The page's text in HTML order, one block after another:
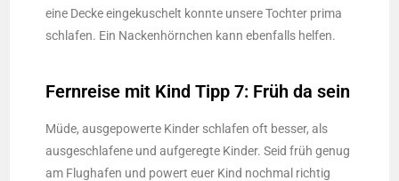
eine Decke eingekuschelt konnte unsere Tochter prima
schlafen. Ein Nackenhörnchen kann ebenfalls helfen.
Fernreise mit Kind Tipp 7: Früh da sein
Müde, ausgepowerte Kinder schlafen oft besser, als
ausgeschlafene und aufgeregte Kinder. Seid früh genug
am Flughafen und powert euer Kind nochmal richtig